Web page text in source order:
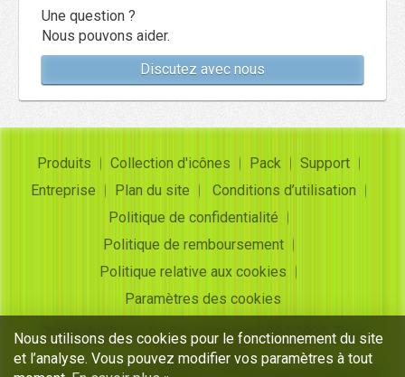
Une question ?
Nous pouvons aider.
Discutez avec nous
Produits Collection d'icônes Pack
Support
Entreprise
Plan du site
Conditions d’utilisation
Politique de confidentialité
Politique de remboursement
Politique relative aux cookies
Paramètres des cookies
Copyright ©Insofta Development 2004-2026. Tous
droits réservés
Nous utilisons des cookies pour le fonctionnement du site
et l’analyse. Vous pouvez modifier vos paramètres à tout